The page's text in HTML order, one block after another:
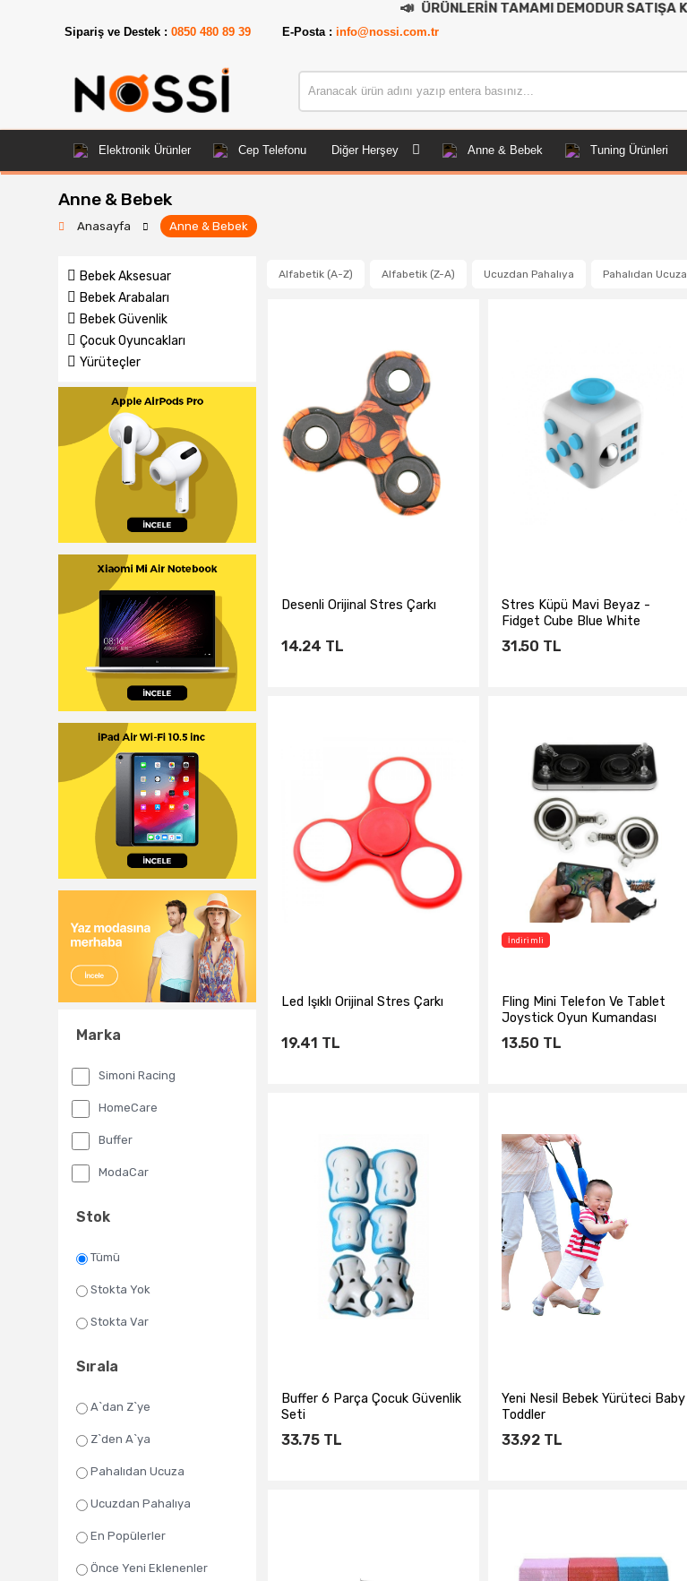
ÜRÜNLERİN TAMAMI DEMODUR SATIŞA KAPALIDIR !
Sipariş ve Destek : 0850 480 89 39 E-Posta :info@nossi.com.tr
Elektronik Ürünler Cep Telefonu Diğer Herşey Anne & Bebek Tuning Ürünleri
Anne & Bebek
Anasayfa Anne & Bebek
Bebek Aksesuar
Bebek Arabaları
Bebek Güvenlik
Çocuk Oyuncakları
Yürüteçler
Marka
Simoni Racing
HomeCare
Buffer
ModaCar
Stok
Tümü
Stokta Yok
Stokta Var
Sırala
A`dan Z`ye
Z`den A`ya
Pahalıdan Ucuza
Ucuzdan Pahalıya
En Popülerler
Önce Yeni Eklenenler
Alfabetik (A-Z) Alfabetik (Z-A) Ucuzdan Pahalıya Pahalıdan Ucuza
Desenli Orijinal Stres Çarkı
14.24 TL
Stres Küpü Mavi Beyaz -
Fidget Cube Blue White
31.50 TL
Led Işıklı Orijinal Stres Çarkı
19.41 TL
İndirimli
Fling Mini Telefon Ve Tablet
Joystick Oyun Kumandası
13.50 TL
Buffer 6 Parça Çocuk Güvenlik
Seti
33.75 TL
Yeni Nesil Bebek Yürüteci Baby
Toddler
33.92 TL